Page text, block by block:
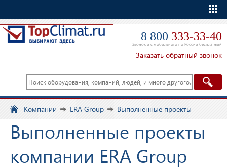
8 800 333-33-40
Звонок и с мобильного по России бесплатный
Заказать обратный звонок
Компании ERA Group Выполненные проекты
Выполненные проекты
компании ERA Group